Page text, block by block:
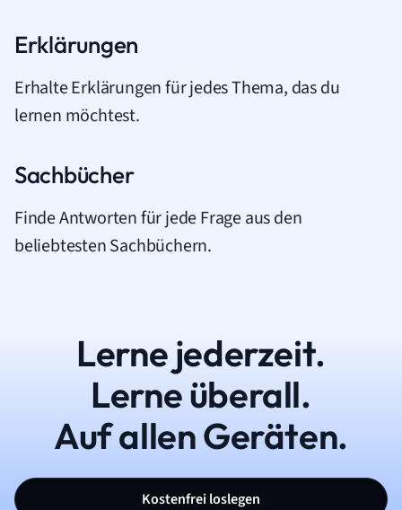
Erklärungen
Erhalte Erklärungen für jedes Thema, das du
lernen möchtest.
Sachbücher
Finde Antworten für jede Frage aus den
beliebtesten Sachbüchern.
Lerne jederzeit.
Lerne überall.
Auf allen Geräten.
Kostenfrei loslegen